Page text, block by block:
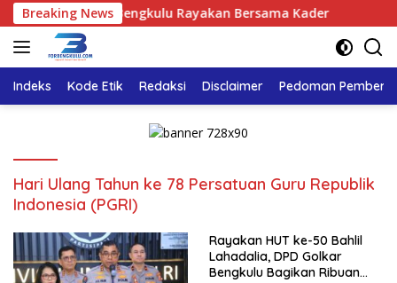
Langsung
ke
konten
Breaking News
Golkar Bengkulu Rayakan Bersama Kader
Indeks Kode Etik Redaksi Disclaimer Pedoman
Hari Ulang Tahun ke 78 Persatuan Guru Republik
Indonesia (PGRI)
Rayakan HUT ke-50 Bahlil
Lahadalia, DPD Golkar
Bengkulu Bagikan Ribuan